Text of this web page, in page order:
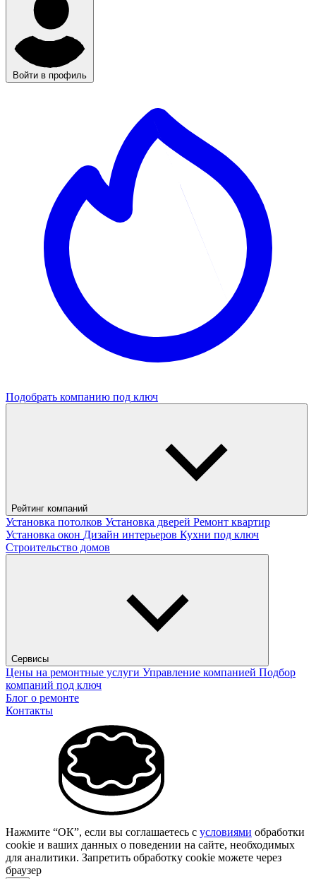
Войти в профиль
Подобрать компанию под ключ
Рейтинг компаний
Установка потолков Установка дверей Ремонт квартир
Установка окон Дизайн интерьеров Кухни под ключ
Строительство домов
Сервисы
Цены на ремонтные услуги Управление компанией Подбор
компаний под ключ
Блог о ремонте
Контакты
Нажмите “ОК”, если вы соглашаетесь с условиями обработки
cookie и ваших данных о поведении на сайте, необходимых
для аналитики. Запретить обработку cookie можете через
браузер